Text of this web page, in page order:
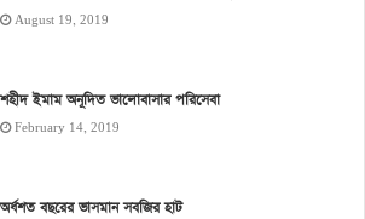
August 19, 2019
শহীদ ইমাম অনূদিত ভালোবাসার পরিসেবা
February 14, 2019
অর্ধশত বছরের ভাসমান সবজির হাট